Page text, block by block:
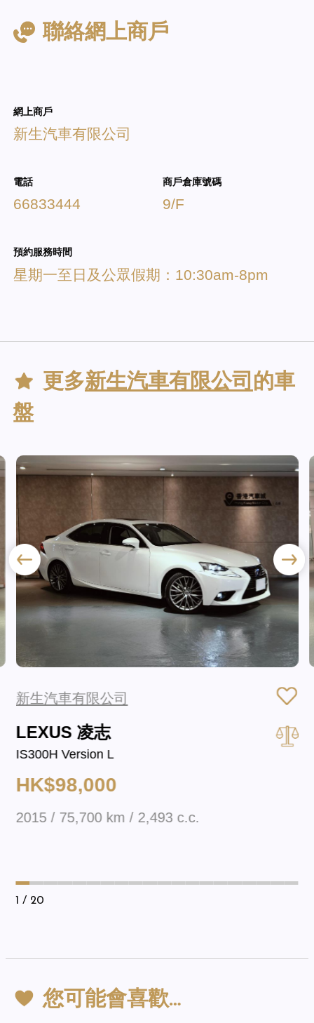
聯絡網上商戶
網上商戶
新生汽車有限公司
電話
66833444
商戶倉庫號碼
9/F
預約服務時間
星期一至日及公眾假期：10:30am-8pm
更多新生汽車有限公司 的車
盤
新生汽車有限公司
LEXUS 凌志
IS300H Version L
HK$98,000
2015 / 75,700 km / 2,493 c.c.
1 / 20
您可能會喜歡…